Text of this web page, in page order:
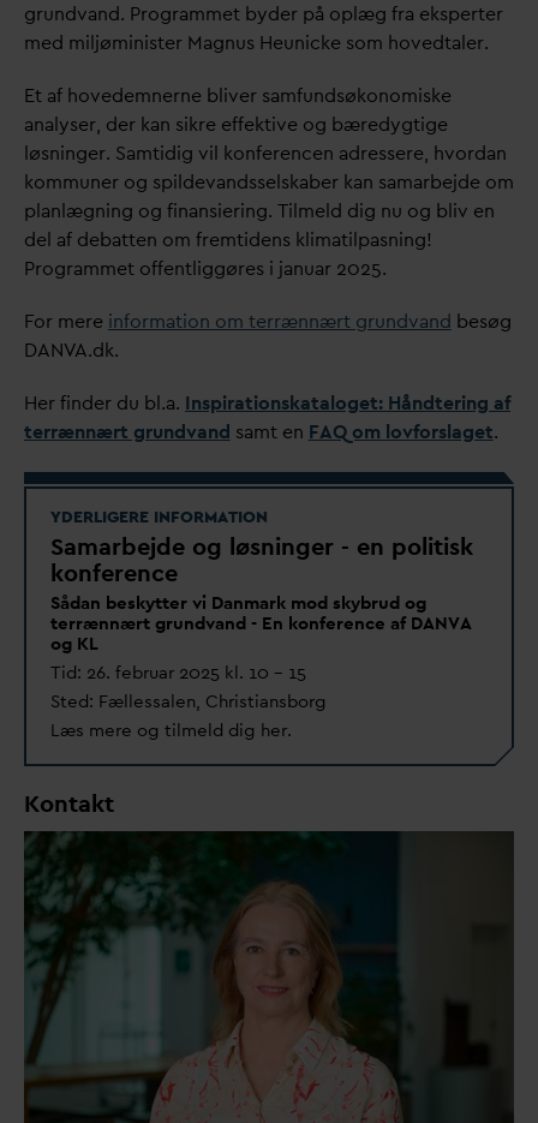
grundvand. Programmet byder på oplæg fra eksperter
med miljøminister Magnus Heunicke som hovedtaler.
Et af hovedemnerne bliver samfundsøkonomiske
analyser, der kan sikre effektive og bæredygtige
løsninger. Samtidig vil konferencen adressere, hvordan
kommuner og spildevandsselskaber kan samarbejde om
planlægning og finansiering. Tilmeld dig nu og bliv en
del af debatten om fremtidens klimatilpasning!
Programmet offentliggøres i januar 2025.
For mere information om terrænnært grundvand besøg
DANVA.dk.
Her finder du bl.a. Inspirationskataloget: Håndtering af
terrænnært grundvand samt en FAQ om lovforslaget.
YDERLIGERE INFORMATION
Samarbejde og løsninger - en politisk
konference
Sådan beskytter vi Danmark mod skybrud og
terrænnært grundvand - En konference af DANVA
og KL
Tid: 26. februar 2025 kl. 10 – 15
Sted: Fællessalen, Christiansborg
Læs mere og tilmeld dig her.
Kontakt